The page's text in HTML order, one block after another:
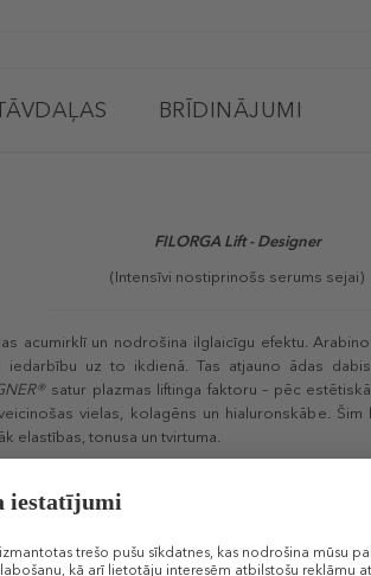
BRĪDINĀJUMI
FILORGA Lift - Designer
(Intensīvi nostiprinošs serums sejai)
acumirklī un nodrošina ilglaicīgu efektu.
uz to ikdienā. Tas atjauno ādas
satur plazmas liftinga faktoru – pēc
vielas, kolagēns un hialuronskābe.
elastības, tonusa un tvirtuma.